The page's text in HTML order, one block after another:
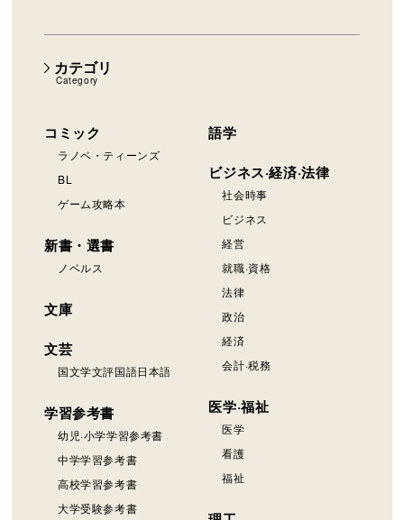
カテゴリ
Category
コミック
ラノベ・ティーンズ
BL
ゲーム攻略本
新書・選書
ノベルス
文庫
文芸
国文学文評国語日本語
学習参考書
幼児·小学学習参考書
中学学習参考書
高校学習参考書
大学受験参考書
語学
ビジネス·経済·法律
社会時事
ビジネス
経営
就職·資格
法律
政治
経済
会計·税務
医学·福祉
医学
看護
福祉